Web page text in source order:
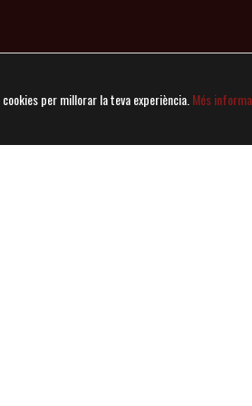
15:30
NIT
20:00 – 23:00
per millorar la teva experiència. Més